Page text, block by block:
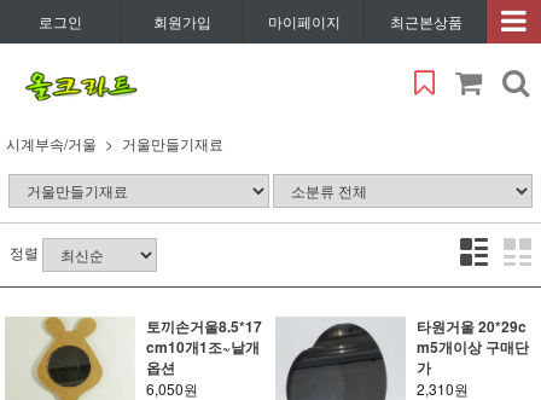
로그인 회원가입 마이페이지 최근본상품
시계부속/거울 거울만들기재료
정렬
토끼손거울8.5*17
cm10개1조~낱개
옵션
6,050원
타원거울 20*29c
m5개이상 구매단
가
2,310원